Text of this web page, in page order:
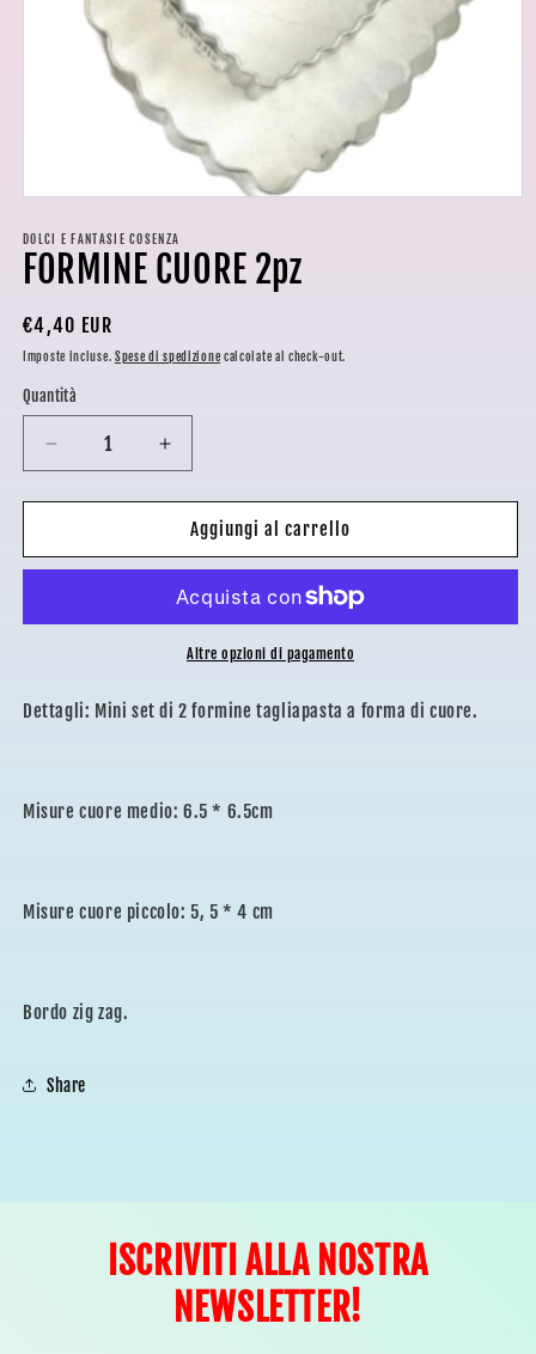
multimediali
1
DOLCI E FANTASIE COSENZA
FORMINE CUORE 2pz
Prezzo
di
listino
€4,40 EUR
Imposte incluse. Spese di spedizione calcolate al check-out.
Quantità
Diminuisci
quantità
per
CUORE
Aumenta
quantità
per
FORMINE
CUORE
Aggiungi al carrello
Altre opzioni di pagamento
Dettagli: Mini set di 2 formine tagliapasta a forma di cuore.
Misure cuore medio: 6.5 * 6.5cm
Misure cuore piccolo: 5, 5 * 4 cm
Bordo zig zag.
Share
ISCRIVITI ALLA NOSTRA
NEWSLETTER!